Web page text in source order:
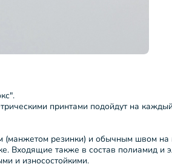
принтами подойдут на
(манжетом резинки) и обычным швом на
Входящие также в состав полиамид и
и износостойкими.